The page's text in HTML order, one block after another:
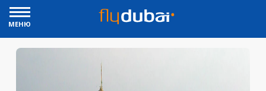
МЕНЮ